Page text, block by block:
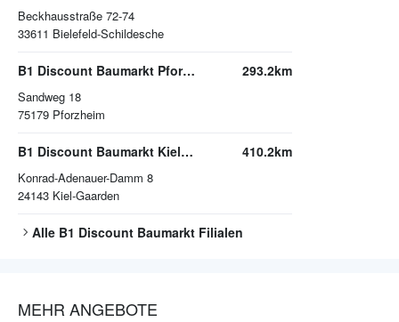
Beckhausstraße 72-74
33611 Bielefeld-Schildesche
B1 Discount Baumarkt Pforzheim
Sandweg 18
75179 Pforzheim
293.2km
B1 Discount Baumarkt Kiel-Gaarden
Konrad-Adenauer-Damm 8
24143 Kiel-Gaarden
410.2km
Alle B1 Discount Baumarkt Filialen
MEHR ANGEBOTE